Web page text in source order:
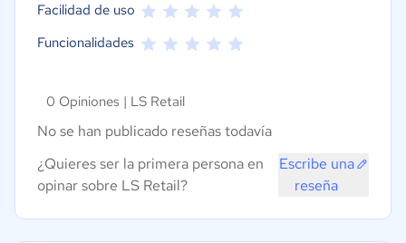
Facilidad de uso
Funcionalidades
0 Opiniones | LS Retail
No se han publicado reseñas todavía
¿Quieres ser la primera persona en
opinar sobre LS Retail?
Escribe una
reseña